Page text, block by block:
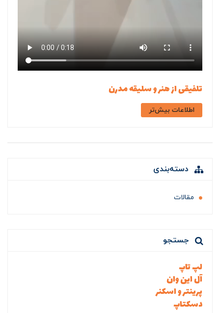
تلفیقی از هنر و سلیقه مدرن
اطلاعات بیش‌تر
دسته‌بندی
مقالات
جستجو
لپ تاپ
آل این وان
پرینتر و اسکنر
دسکتاپ